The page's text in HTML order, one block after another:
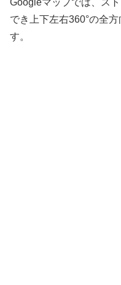
Googleマップでは、ス
でき上下左右360°の全
す。